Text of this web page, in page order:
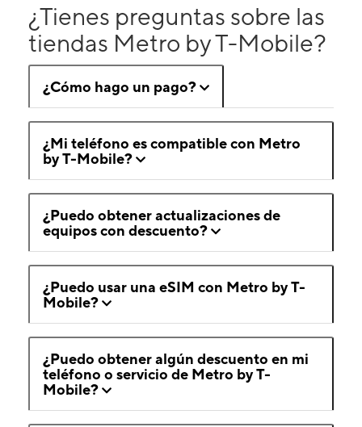
¿Tienes preguntas sobre las
tiendas Metro by T-Mobile?
¿Cómo hago un pago?
¿Mi teléfono es compatible con Metro
by T-Mobile?
¿Puedo obtener actualizaciones de
equipos con descuento?
¿Puedo usar una eSIM con Metro by T-
Mobile?
¿Puedo obtener algún descuento en mi
teléfono o servicio de Metro by T-
Mobile?